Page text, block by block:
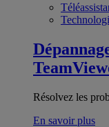
Résolvez les
En savoir plus